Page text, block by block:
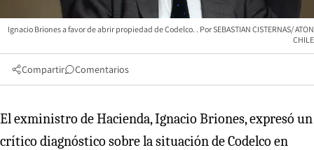
Ignacio Briones a favor de abrir propiedad de Codelco.
SEBASTIAN CISTERNAS/ ATON
CHILE
Compartir Comentarios
El exministro de Hacienda, Ignacio Briones, expresó un
crítico diagnóstico sobre la situación de Codelco en